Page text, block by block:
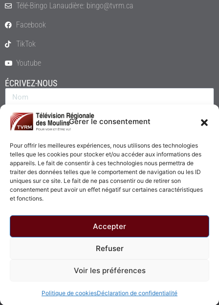
Gérer le consentement
Pour offrir les meilleures expériences, nous utilisons des technologies
telles que les cookies pour stocker et/ou accéder aux informations des
appareils. Le fait de consentir à ces technologies nous permettra de
traiter des données telles que le comportement de navigation ou les ID
uniques sur ce site. Le fait de ne pas consentir ou de retirer son
consentement peut avoir un effet négatif sur certaines caractéristiques
et fonctions.
Accepter
Refuser
Voir les préférences
Politique de cookiesDéclaration de confidentialité
Télé-Bingo Lanaudière: bingo@tvrm.ca
Facebook
TikTok
Youtube
ÉCRIVEZ-NOUS
© 2026 - Télévision Régionale des Moulins. Tous droits réservés.